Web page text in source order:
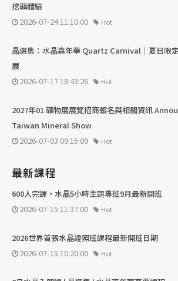
挖礦體驗
2026-07-24 11:10:00
Hot
晶選集：水晶嘉年華 Quartz Carnival｜夏日限
展
2026-07-17 18:43:26
Hot
2027年01 礦物展展覽招商報名與相關資訊
Taiwan Mineral Show
2026-07-03 09:15:09
Hot
最新課程
600人完課，水晶5小時主題專班9月最新開班
2026-07-15 11:37:00
Hot
2026世界首張水晶證照班課程最新開班日期
2026-07-15 10:20:00
Hot